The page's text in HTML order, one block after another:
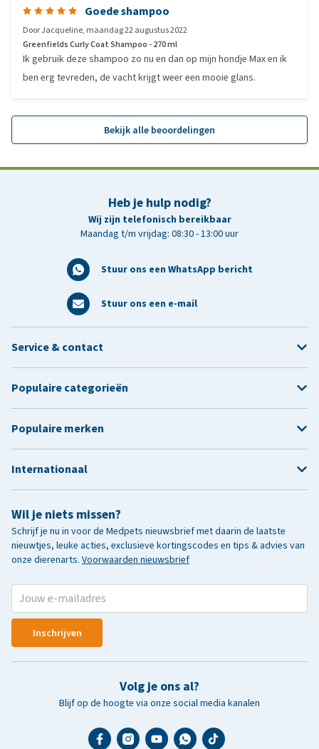
Goede shampoo
DoorJacqueline, maandag 22 augustus 2022
Greenfields Curly Coat Shampoo - 270 ml
Ik gebruik deze shampoo zo nu en dan op mijn hondje Max en ik
ben erg tevreden, de vacht krijgt weer een mooie glans.
Bekijk alle beoordelingen
Heb je hulp nodig?
Wij zijn telefonisch bereikbaar
Maandag t/m vrijdag: 08:30 - 13:00 uur
Stuur ons een WhatsApp bericht
Stuur ons een e-mail
Wil je niets missen?
Schrijf je nu in voor de Medpets nieuwsbrief met daarin de laatste
nieuwtjes, leuke acties, exclusieve kortingscodes en tips & advies van
onze dierenarts. Voorwaarden nieuwsbrief
Inschrijven
Volg je ons al?
Blijf op de hoogte via onze social media kanalen
Service & contact
Populaire categorieën
Populaire merken
Internationaal